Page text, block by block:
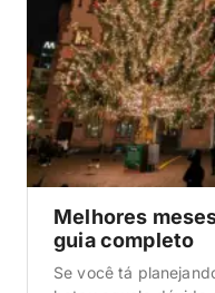
Melhores
guia completo
Se você tá